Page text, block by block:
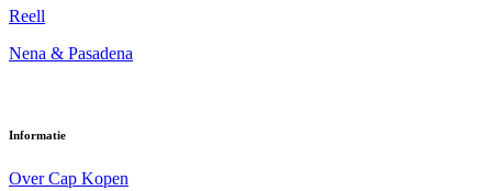
Reell
Nena & Pasadena
Informatie
Over Cap Kopen